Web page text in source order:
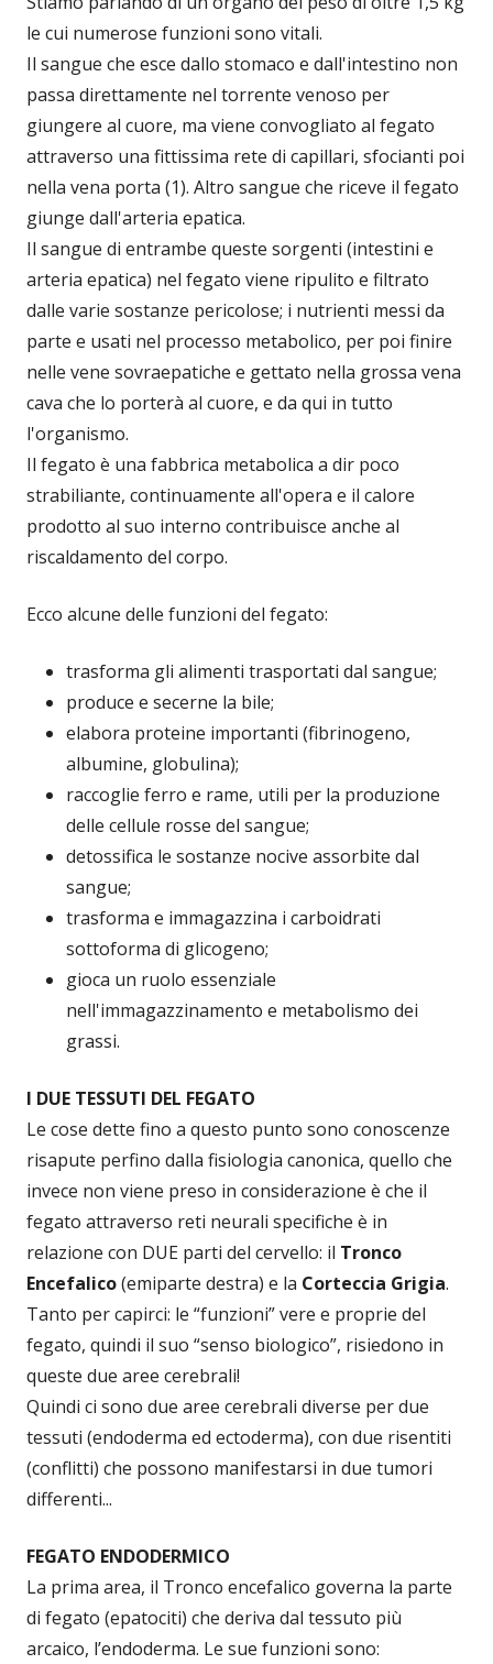
le cui numerose funzioni sono vitali.
Il sangue che esce dallo stomaco e dall'intestino non
passa direttamente nel torrente venoso per
giungere al cuore, ma viene convogliato al fegato
attraverso una fittissima rete di capillari, sfocianti poi
nella vena porta (1). Altro sangue che riceve il fegato
giunge dall'arteria epatica.
Il sangue di entrambe queste sorgenti (intestini e
arteria epatica) nel fegato viene ripulito e filtrato
dalle varie sostanze pericolose; i nutrienti messi da
parte e usati nel processo metabolico, per poi finire
nelle vene sovraepatiche e gettato nella grossa vena
cava che lo porterà al cuore, e da qui in tutto
l'organismo.
Il fegato è una fabbrica metabolica a dir poco
strabiliante, continuamente all'opera e il calore
prodotto al suo interno contribuisce anche al
riscaldamento del corpo.
Ecco alcune delle funzioni del fegato:
trasforma gli alimenti trasportati dal sangue;
produce e secerne la bile;
elabora proteine importanti (fibrinogeno,
albumine, globulina);
raccoglie ferro e rame, utili per la produzione
delle cellule rosse del sangue;
detossifica le sostanze nocive assorbite dal
sangue;
trasforma e immagazzina i carboidrati
sottoforma di glicogeno;
gioca un ruolo essenziale
nell'immagazzinamento e metabolismo dei
grassi.
I DUE TESSUTI DEL FEGATO
Le cose dette fino a questo punto sono conoscenze
risapute perfino dalla fisiologia canonica, quello che
invece non viene preso in considerazione è che il
fegato attraverso reti neurali specifiche è in
relazione con DUE parti del cervello: il Tronco
Encefalico(emiparte destra) e la Corteccia Grigia.
Tanto per capirci: le “funzioni” vere e proprie del
fegato, quindi il suo “senso biologico”, risiedono in
queste due aree cerebrali!
Quindi ci sono due aree cerebrali diverse per due
tessuti (endoderma ed ectoderma), con due risentiti
(conflitti) che possono manifestarsi in due tumori
differenti...
FEGATO ENDODERMICO
La prima area, il Tronco encefalico governa la parte
di fegato (epatociti) che deriva dal tessuto più
arcaico, l’endoderma. Le sue funzioni sono: